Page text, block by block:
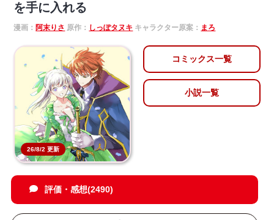
を手に入れる
漫画： 阿末りさ 原作： しっぽタヌキ キャラクター原案： まろ
26/8/2 更新
コミックス一覧
小説一覧
評価・感想(2490)